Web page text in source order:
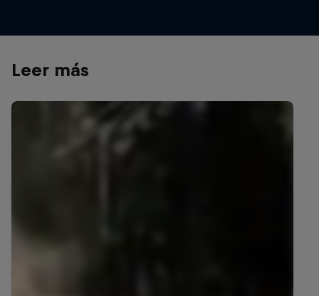
Leer más